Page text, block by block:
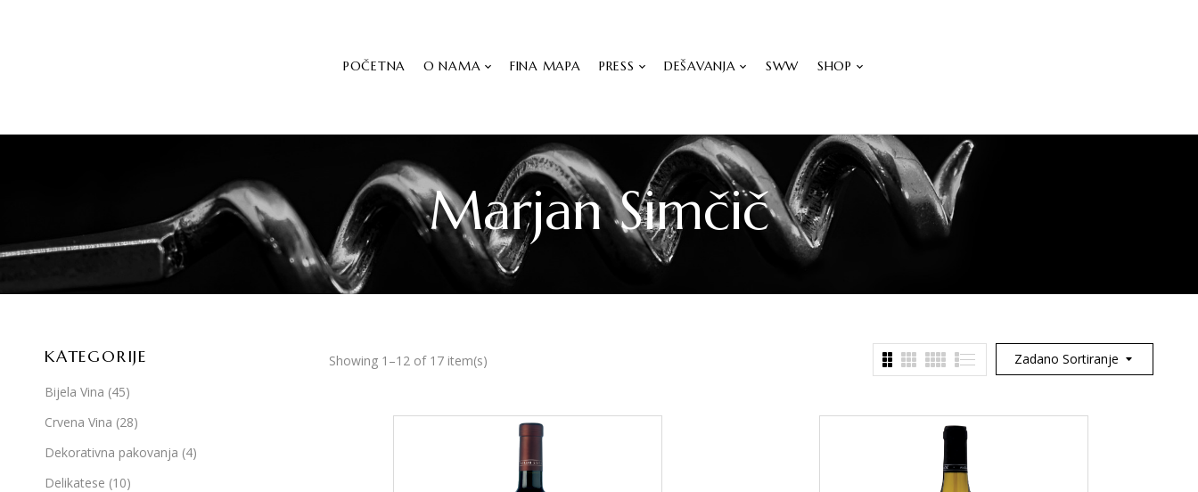
POČETNA O NAMA FINA MAPA PRESS DEŠAVANJA SWW SHOP
Marjan Simčič
KATEGORIJE
Bijela Vina (45)
Crvena Vina (28)
Dekorativna pakovanja (4)
Delikatese (10)
Zadano Sortiranje
Showing 1–12 of 17 item(s)